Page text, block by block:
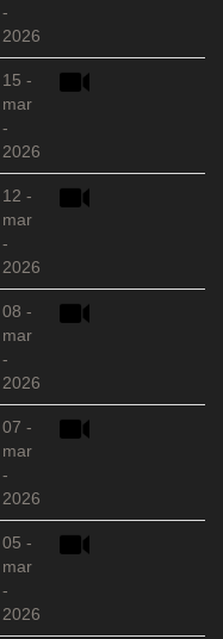
-
2026
15 -
mar
-
2026
12 -
mar
-
2026
08 -
mar
-
2026
07 -
mar
-
2026
05 -
mar
-
2026